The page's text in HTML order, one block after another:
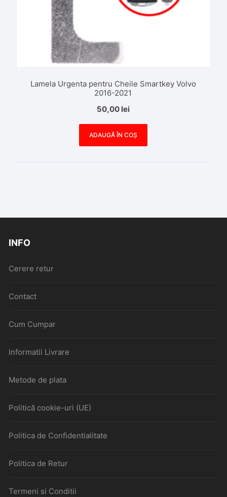
Lamela Urgenta pentru Cheile Smartkey Volvo
2016-2021
50,00 lei
ADAUGĂ ÎN COȘ
INFO
Cerere retur
Contact
Cum Cumpar
Informatii Livrare
Metode de plata
Politică cookie-uri (UE)
Politica de Confidentialitate
Politica de Retur
Termeni si Conditii